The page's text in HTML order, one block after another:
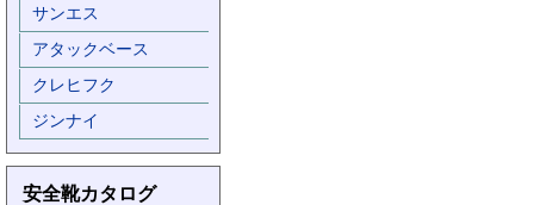
サンエス
アタックベース
クレヒフク
ジンナイ
安全靴カタログ